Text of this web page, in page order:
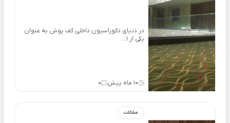
در دنیای دکوراسیون داخلی کف پوش به عنوان
یکی از ا...
10 ماه پیش 0
مقالات